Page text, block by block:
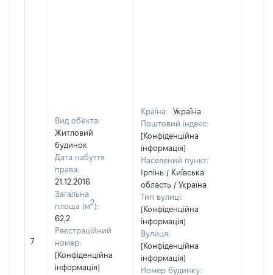
7
Вид об'єкта:
Житловий
будинок
Дата набуття
права:
21.12.2016
Загальна
площа (м2):
62,2
Реєстраційний
номер:
[Конфіденційна
інформація]
Країна:
Україна
Поштовий індекс:
[Конфіденційна
інформація]
Населений пункт:
Ірпінь / Київська
область / Україна
Тип вулиці:
[Конфіденційна
інформація]
Вулиця:
[Конфіденційна
інформація]
Номер будинку: